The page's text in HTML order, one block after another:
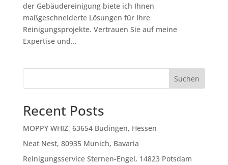
der Gebäudereinigung biete ich Ihnen
maßgeschneiderte Lösungen für Ihre
Reinigungsprojekte. Vertrauen Sie auf meine
Expertise und...
Suchen
Recent Posts
MOPPY WHIZ, 63654 Budingen, Hessen
Neat Nest, 80935 Munich, Bavaria
Reinigungsservice Sternen-Engel, 14823 Potsdam